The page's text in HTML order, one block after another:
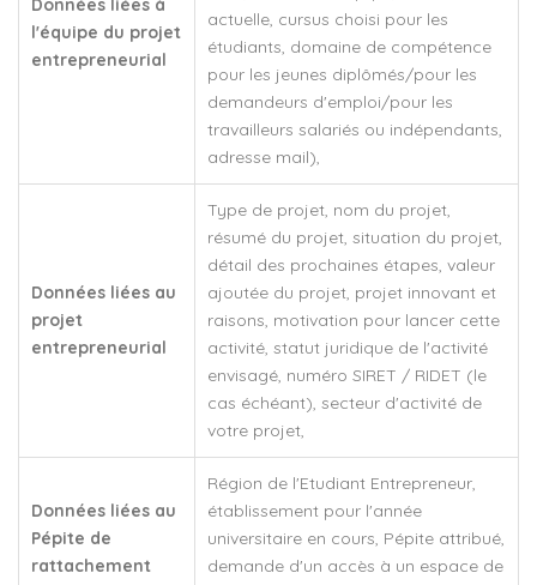
Données liées à
l'équipe du projet
entrepreneurial
actuelle, cursus choisi pour les
étudiants, domaine de compétence
pour les jeunes diplômés/pour les
demandeurs d'emploi/pour les
travailleurs salariés ou indépendants,
adresse mail),
Données liées au
projet
entrepreneurial
Type de projet, nom du projet,
résumé du projet, situation du projet,
détail des prochaines étapes, valeur
ajoutée du projet, projet innovant et
raisons, motivation pour lancer cette
activité, statut juridique de l'activité
envisagé, numéro SIRET / RIDET (le
cas échéant), secteur d'activité de
votre projet,
Données liées au
Pépite de
rattachement
Région de l'Etudiant Entrepreneur,
établissement pour l'année
universitaire en cours, Pépite attribué,
demande d'un accès à un espace de